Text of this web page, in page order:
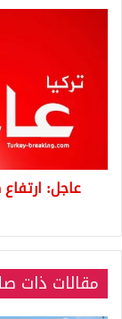
الوفيات
بفيروس
الصحة
يكشفعاجل:
مقالات ذات